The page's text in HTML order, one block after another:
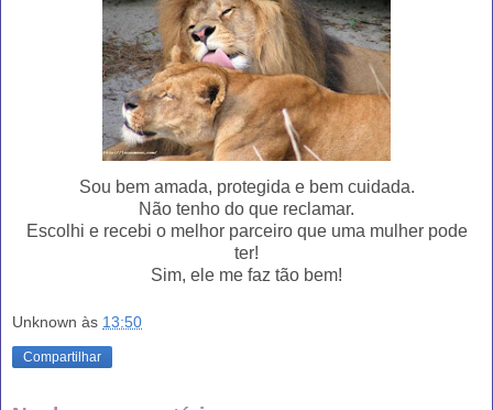
Sou bem amada, protegida e bem cuidada.
Não tenho do que reclamar.
Escolhi e recebi o melhor parceiro que uma mulher pode
ter!
Sim, ele me faz tão bem!
Unknown às 13:50
Compartilhar